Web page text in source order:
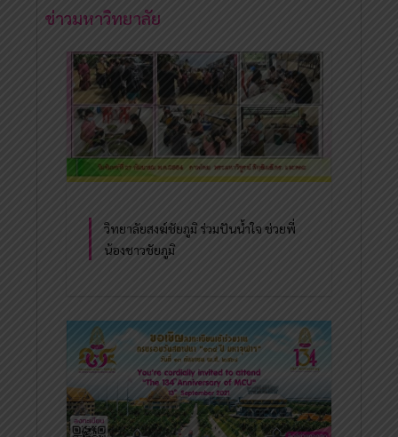
ข่าวมหาวิทยาลัย
วิทยาลัยสงฆ์ชัยภูมิ ร่วมปันน้ำใจ ช่วยพี่
น้องชาวชัยภูมิ